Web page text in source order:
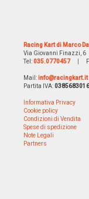
Racing Kart di Marco
Via Giovanni Finazzi, 6
Tel:035.0770457
Mail:info@racingkart.it
Partita IVA:
Informativa Privacy
Cookie policy
Condizioni di Vendita
Spese di spedizione
Note Legali
Partners